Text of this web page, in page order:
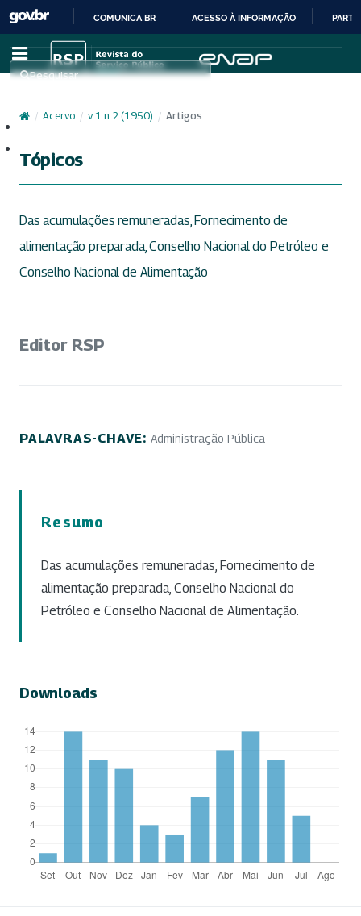
IR
PARA
CONTEÚDO
COMUNICA BR ACESSO À INFORMAÇÃO
Pesquisar
/ Acervo / v. 1 n. 2 (1950) / Artigos
Tópicos
Das acumulações remuneradas, Fornecimento de
alimentação preparada, Conselho Nacional do Petróleo e
Conselho Nacional de Alimentação
Editor RSP
PALAVRAS-CHAVE: Administração Pública
Resumo
Das acumulações remuneradas, Fornecimento de
alimentação preparada, Conselho Nacional do
Petróleo e Conselho Nacional de Alimentação.
Downloads